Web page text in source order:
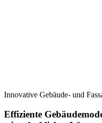
Innovative Gebäude- und
Effiziente